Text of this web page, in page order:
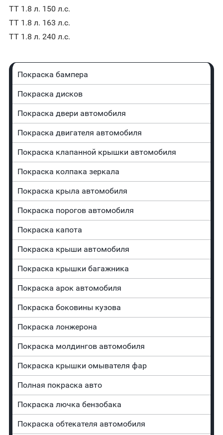
TT 1.8 л. 150 л.с.
TT 1.8 л. 163 л.с.
TT 1.8 л. 240 л.с.
Покраска бампера
Покраска дисков
Покраска двери автомобиля
Покраска двигателя автомобиля
Покраска клапанной крышки автомобиля
Покраска колпака зеркала
Покраска крыла автомобиля
Покраска порогов автомобиля
Покраска капота
Покраска крыши автомобиля
Покраска крышки багажника
Покраска арок автомобиля
Покраска боковины кузова
Покраска лонжерона
Покраска молдингов автомобиля
Покраска крышки омывателя фар
Полная покраска авто
Покраска лючка бензобака
Покраска обтекателя автомобиля